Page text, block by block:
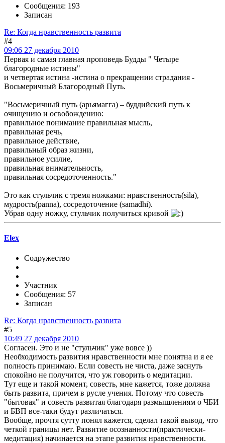
Сообщения: 193
Записан
Re: Когда нравственность развита
#4
09:06 27 декабря 2010
Первая и самая главная проповедь Будды " Четыре
благородные истины"
и четвертая истина -истина о прекращении страдания -
Восьмеричный Благородный Путь.
"Восьмеричный путь (арьямагга) – буддийский путь к
очищению и освобождению:
правильное понимание правильная мысль,
правильная речь,
правильное действие,
правильный образ жизни,
правильное усилие,
правильная внимательность,
правильная сосредоточенность."
Это как стульчик с тремя ножками: нравственность(sila),
мудрость(panna), сосредоточение (samadhi).
Убрав одну ножку, стульчик получиться кривой
Elex
Содружество
Участник
Сообщения: 57
Записан
Re: Когда нравственность развита
#5
10:49 27 декабря 2010
Согласен. Это и не "стульчик" уже вовсе ))
Необходимость развития нравственности мне понятна и я ее
полность принимаю. Если совесть не чиста, даже заснуть
спокойно не получится, что уж говорить о медитации.
Тут еще и такой момент, совесть, мне кажется, тоже должна
быть развита, причем в русле учения. Потому что совесть
"бытовая" и совесть развитая благодаря размышлениям о ЧБИ
и БВП все-таки будут различаться.
Вообще, прочтя сутту понял кажется, сделал такой вывод, что
четкой границы нет. Развитие осознанности(практически-
медитация) начинается на этапе развития нравственности.